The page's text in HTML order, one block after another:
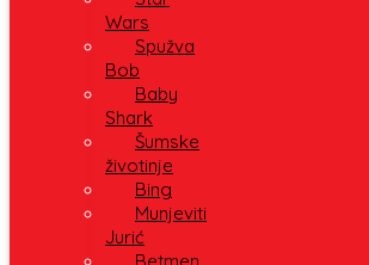
Wars
Spužva
Bob
Baby
Shark
Šumske
životinje
Bing
Munjeviti
Jurić